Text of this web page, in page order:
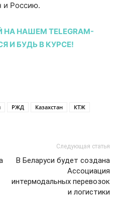
и Россию.
НАШЕМ TELEGRAM-
И БУДЬ В КУРСЕ!
РЖД Казахстан
КТЖ
Следующая статья
В Беларуси будет создана
Ассоциация
интермодальных перевозок
и логистики